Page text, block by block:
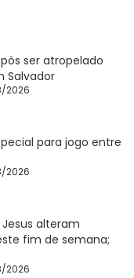
ser atropelado
Salvador
2026
para jogo entre
2026
alteram
fim de semana;
2026